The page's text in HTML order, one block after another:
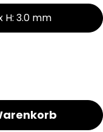
H: 3.0 mm
3 mm / 25 x
Filzgleiter 3